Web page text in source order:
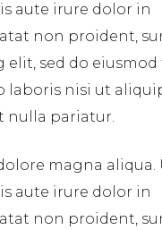
aute irure dolor in
non proident,
sed do
nisi ut
nulla pariatur.
magna aliqua.
aute irure dolor in
non proident,